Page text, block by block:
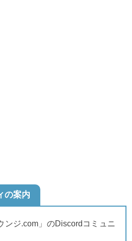
の案内
ンジ.com」のDiscordコミュニ